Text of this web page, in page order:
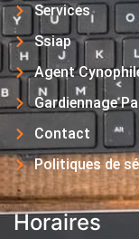
Services
Ssiap
Agent
Gardiennage
Contact
Politiques de
Horaires